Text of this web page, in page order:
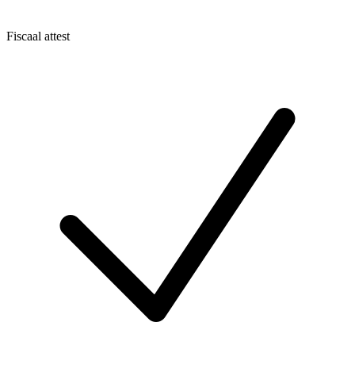
Fiscaal attest